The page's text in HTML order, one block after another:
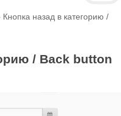
Кнопка назад в категорию /
/ Back button